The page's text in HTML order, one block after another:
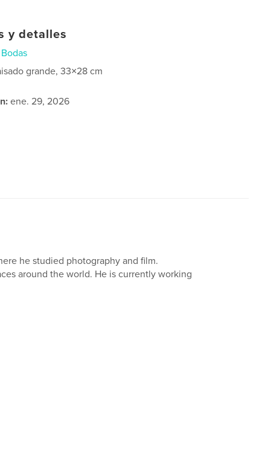
y detalles
Bodas
grande, 33×28 cm
ene. 29, 2026
he studied photography and film.
around the world. He is currently working